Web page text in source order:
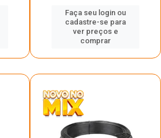
Faça seu login ou
cadastre-se para
ver preços e
comprar